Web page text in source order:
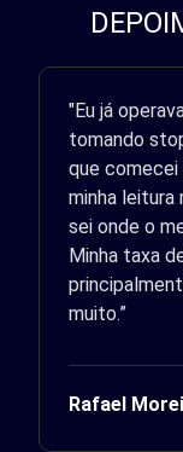
"Eu já
tomando
que comecei
minha leitura
sei onde o
Minha taxa
muito.”
Rafael